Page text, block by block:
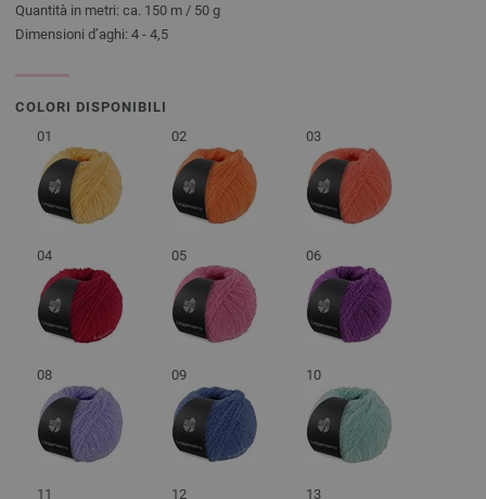
Quantità in metri: ca. 150 m / 50 g
Dimensioni d’aghi: 4 - 4,5
COLORI DISPONIBILI
01
02 03
04 05 06
08 09 10
11 12 13